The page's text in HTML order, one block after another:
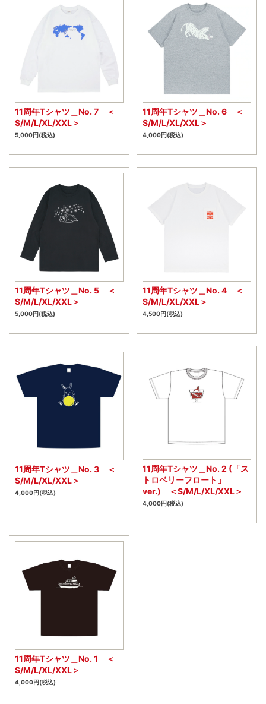
11周年Tシャツ＿No. 7 ＜
S/M/L/XL/XXL＞
5,000円(税込)
11周年Tシャツ＿No. 6 ＜
S/M/L/XL/XXL＞
4,000円(税込)
11周年Tシャツ＿No. 5 ＜
S/M/L/XL/XXL＞
5,000円(税込)
11周年Tシャツ＿No. 4 ＜
S/M/L/XL/XXL＞
4,500円(税込)
11周年Tシャツ＿No. 3 ＜
S/M/L/XL/XXL＞
4,000円(税込)
11周年Tシャツ＿No. 2 (「ス
トロベリーフロート」
ver.) ＜S/M/L/XL/XXL＞
4,000円(税込)
11周年Tシャツ＿No. 1 ＜
S/M/L/XL/XXL＞
4,000円(税込)